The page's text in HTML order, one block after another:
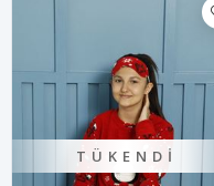
TÜKENDI